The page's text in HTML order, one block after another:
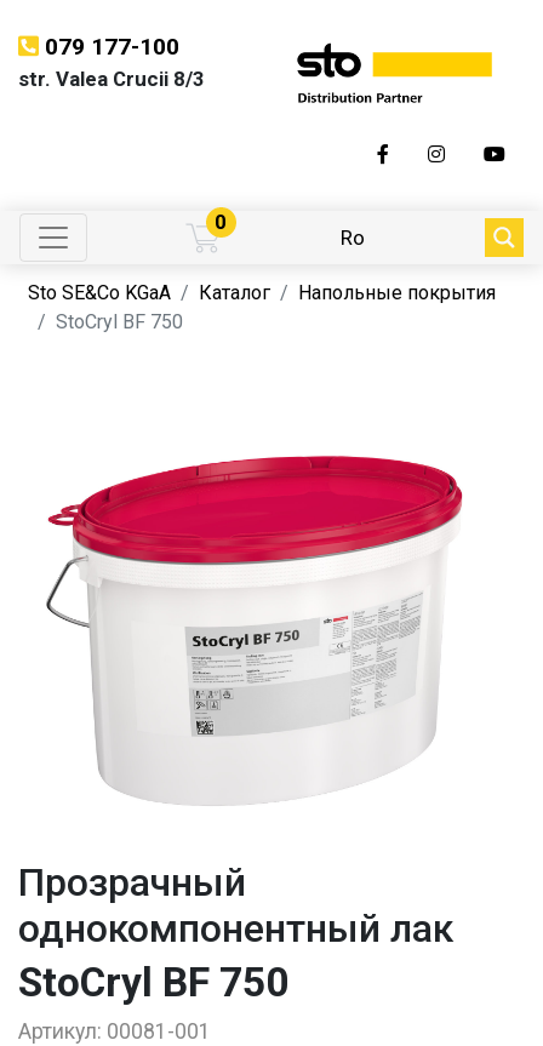
079 177-100
str. Valea Crucii 8/3
0
Ro
Sto SE&Co KGaA Каталог
Напольные покрытия
StoCryl BF 750
Прозрачный
однокомпонентный лак
StoCryl BF 750
Артикул: 00081-001